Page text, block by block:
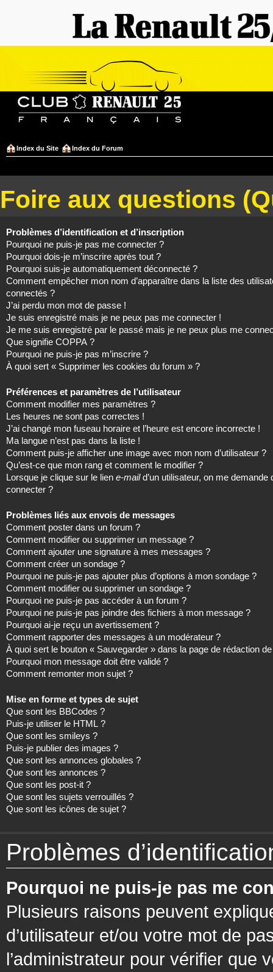
Index du Site Index du Forum
Foire aux questions
Problèmes d’identification et d’inscription
Pourquoi ne puis-je pas me connecter ?
Pourquoi dois-je m’inscrire après tout ?
Pourquoi suis-je automatiquement déconnecté ?
Comment empêcher mon nom d’apparaître dans la liste des
connectés ?
J’ai perdu mon mot de passe !
Je suis enregistré mais je ne peux pas me connecter !
Je me suis enregistré par le passé mais je ne peux plus me
Que signifie COPPA ?
Pourquoi ne puis-je pas m’inscrire ?
À quoi sert « Supprimer les cookies du forum » ?
Préférences et paramètres de l’utilisateur
Comment modifier mes paramètres ?
Les heures ne sont pas correctes !
J’ai changé mon fuseau horaire et l’heure est encore incorrecte !
Ma langue n’est pas dans la liste !
Comment puis-je afficher une image avec mon nom d’utilisateur ?
Qu’est-ce que mon rang et comment le modifier ?
Lorsque je clique sur le lien e-maild’un utilisateur, on me demande
connecter ?
Problèmes liés aux envois de messages
Comment poster dans un forum ?
Comment modifier ou supprimer un message ?
Comment ajouter une signature à mes messages ?
Comment créer un sondage ?
Pourquoi ne puis-je pas ajouter plus d’options à mon sondage ?
Comment modifier ou supprimer un sondage ?
Pourquoi ne puis-je pas accéder à un forum ?
Pourquoi ne puis-je pas joindre des fichiers à mon message ?
Pourquoi ai-je reçu un avertissement ?
Comment rapporter des messages à un modérateur ?
À quoi sert le bouton « Sauvegarder » dans la page de rédaction
Pourquoi mon message doit être validé ?
Comment remonter mon sujet ?
Mise en forme et types de sujet
Que sont les BBCodes ?
Puis-je utiliser le HTML ?
Que sont les smileys ?
Puis-je publier des images ?
Que sont les annonces globales ?
Que sont les annonces ?
Que sont les post-it ?
Que sont les sujets verrouillés ?
Que sont les icônes de sujet ?
Problèmes
Pourquoi ne puis-je pas me
Plusieurs raisons peuvent
d’utilisateur et/ou votre mot de
l’administrateur pour vérifier que